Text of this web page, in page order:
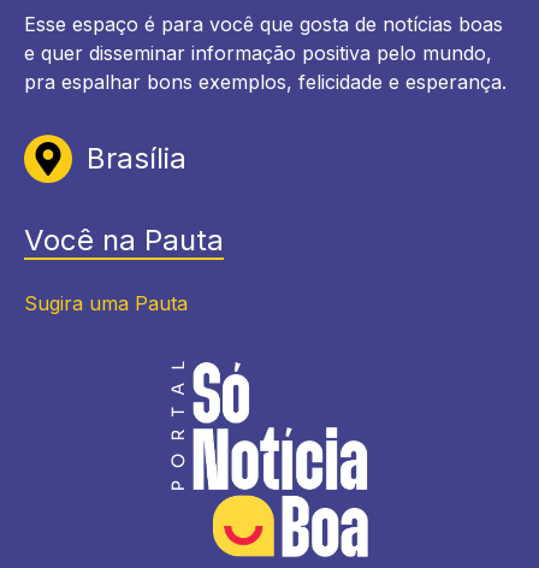
Esse espaço é para você que gosta de notícias boas
e quer disseminar informação positiva pelo mundo,
pra espalhar bons exemplos, felicidade e esperança.
Brasília
Você na Pauta
Sugira uma Pauta